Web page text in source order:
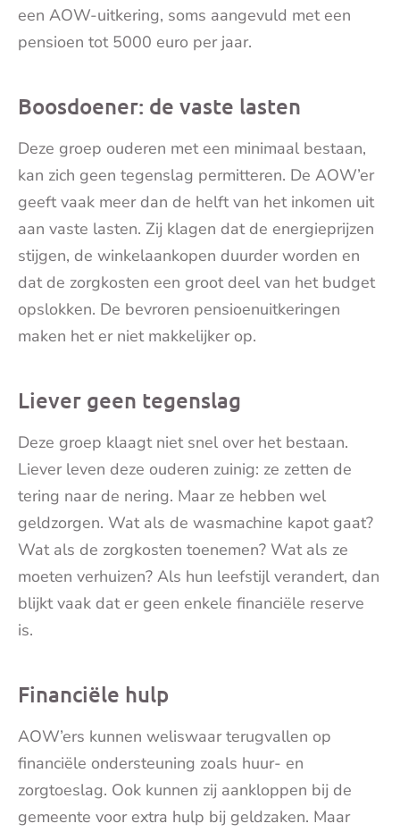
een AOW-uitkering, soms aangevuld met een
pensioen tot 5000 euro per jaar.
Boosdoener: de vaste lasten
Deze groep ouderen met een minimaal bestaan,
kan zich geen tegenslag permitteren. De AOW’er
geeft vaak meer dan de helft van het inkomen uit
aan vaste lasten. Zij klagen dat de energieprijzen
stijgen, de winkelaankopen duurder worden en
dat de zorgkosten een groot deel van het budget
opslokken. De bevroren pensioenuitkeringen
maken het er niet makkelijker op.
Liever geen tegenslag
Deze groep klaagt niet snel over het bestaan.
Liever leven deze ouderen zuinig: ze zetten de
tering naar de nering. Maar ze hebben wel
geldzorgen. Wat als de wasmachine kapot gaat?
Wat als de zorgkosten toenemen? Wat als ze
moeten verhuizen? Als hun leefstijl verandert, dan
blijkt vaak dat er geen enkele financiële reserve
is.
Financiële hulp
AOW’ers kunnen weliswaar terugvallen op
financiële ondersteuning zoals huur- en
zorgtoeslag. Ook kunnen zij aankloppen bij de
gemeente voor extra hulp bij geldzaken. Maar